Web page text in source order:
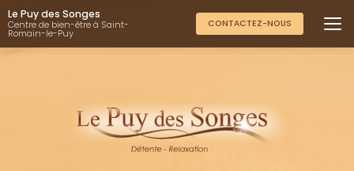
Aller
au
contenu
principal
Le Puy des Songes
Centre de bien-être à Saint-
Romain-le-Puy
CONTACTEZ-NOUS